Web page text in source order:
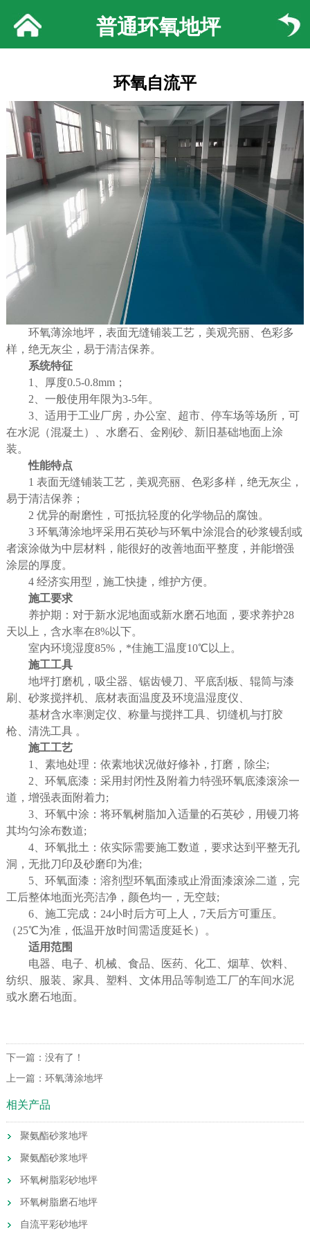
普通环氧地坪
环氧自流平
环氧薄涂地坪，表面无缝铺装工艺，美观亮丽、色彩多
样，绝无灰尘，易于清洁保养。
系统特征
1
、厚度0.5-0.8mm；
2 、一般使用年限为3-5年。
3、适用于工业厂房，办公室、超市、停车场等场所，可
在水泥（混凝土）、水磨石、金刚砂、新旧基础地面上涂
装。
性能特点
1 表面无缝铺装工艺，美观亮丽、色彩多样，绝无灰尘，
易于清洁保养；
2 优异的耐磨性，可抵抗轻度的化学物品的腐蚀。
3 环氧薄涂地坪采用石英砂与环氧中涂混合的砂浆镘刮或
者滚涂做为中层材料，能很好的改善地面平整度，并能增强
涂层的厚度。
4 经济实用型，施工快捷，维护方便。
施工要求
养护期：对于新水泥地面或新水磨石地面，要求养护28
天以上，含水率在8%以下。
室内环境湿度85%，*佳施工温度10℃以上。
施工工具
地坪打磨机，吸尘器、锯齿镘刀、平底刮板、辊筒与漆
刷、砂浆搅拌机、底材表面温度及环境温湿度仪、
基材含水率测定仪、称量与搅拌工具、切缝机与打胶
枪、清洗工具 。
施工工艺
1
、素地处理：依素地状况做好修补，打磨，除尘;
2 、环氧底漆：采用封闭性及附着力特强环氧底漆滚涂一
道，增强表面附着力;
3、环氧中涂：将环氧树脂加入适量的石英砂，用镘刀将
其均匀涂布数道;
4、环氧批土：依实际需要施工数道，要求达到平整无孔
洞，无批刀印及砂磨印为准;
5、环氧面漆：溶剂型环氧面漆或止滑面漆滚涂二道，完
工后整体地面光亮洁净，颜色均一，无空鼓;
6、施工完成： 24小时后方可上人， 7天后方可重压。
（25℃为准，低温开放时间需适度延长）。
适用范围
电器、电子、机械、食品、医药、化工、烟草、饮料、
纺织、服装、家具、塑料、文体用品等制造工厂的车间水泥
或水磨石地面。
下一篇：没有了！
上一篇： 环氧薄涂地坪
相关产品
聚氨酯砂浆地坪
聚氨酯砂浆地坪
环氧树脂彩砂地坪
环氧树脂磨石地坪
自流平彩砂地坪